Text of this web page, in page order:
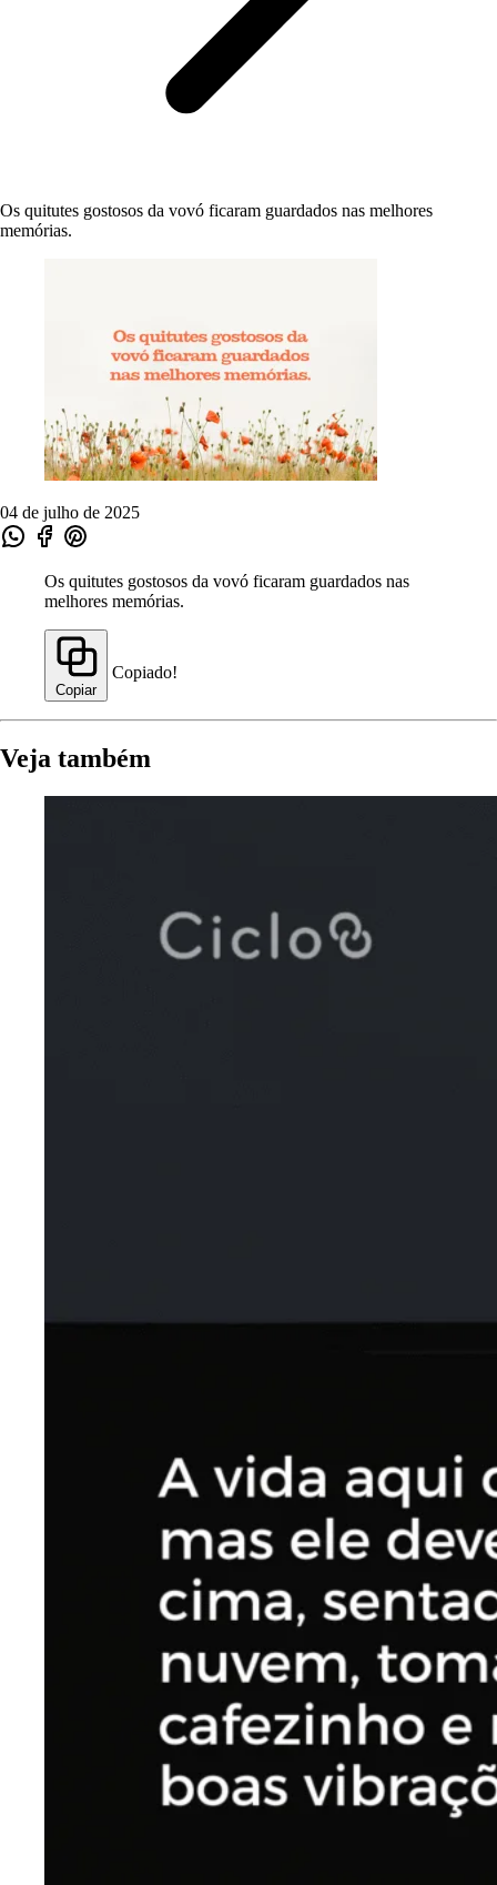
Os quitutes gostosos da vovó ficaram guardados nas melhores
memórias.
04 de julho de 2025
Os quitutes gostosos da vovó ficaram guardados nas
melhores memórias.
Copiar
Copiado!
Veja também